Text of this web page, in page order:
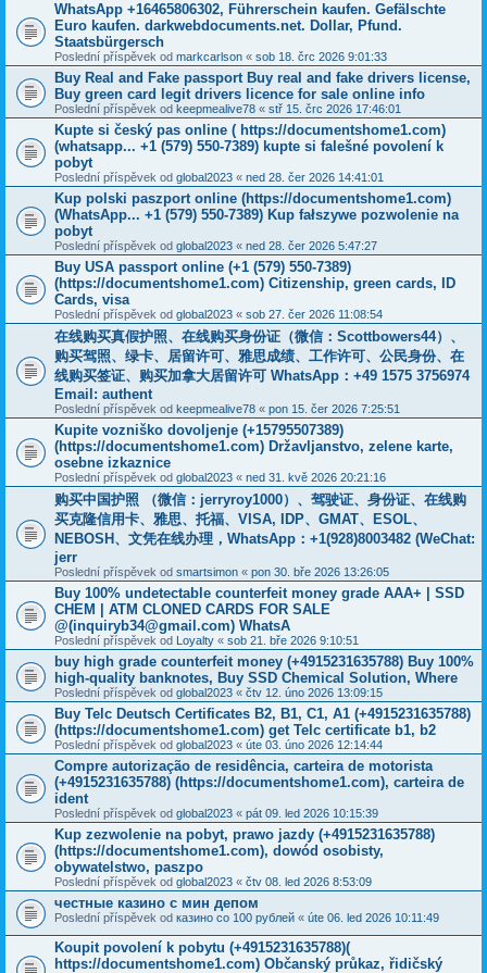
WhatsApp +16465806302, Führerschein kaufen. Gefälschte
Euro kaufen. darkwebdocuments.net. Dollar, Pfund.
Staatsbürgersch
Poslední příspěvek od markcarlson « sob 18. črc 2026 9:01:33
Buy Real and Fake passport Buy real and fake drivers license,
Buy green card legit drivers licence for sale online info
Poslední příspěvek od keepmealive78 « stř 15. črc 2026 17:46:01
Kupte si český pas online ( https://documentshome1.com)
(whatsapp... +1 (579) 550-7389) kupte si falešné povolení k
pobyt
Poslední příspěvek od global2023 « ned 28. čer 2026 14:41:01
Kup polski paszport online (https://documentshome1.com)
(WhatsApp... +1 (579) 550-7389) Kup fałszywe pozwolenie na
pobyt
Poslední příspěvek od global2023 « ned 28. čer 2026 5:47:27
Buy USA passport online (+1 (579) 550-7389)
(https://documentshome1.com) Citizenship, green cards, ID
Cards, visa
Poslední příspěvek od global2023 « sob 27. čer 2026 11:08:54
在线购买真假护照、在线购买身份证（微信：Scottbowers44）、
购买驾照、绿卡、居留许可、雅思成绩、工作许可、公民身份、在
线购买签证、购买加拿大居留许可 WhatsApp：+49 1575 3756974
Email: authent
Poslední příspěvek od keepmealive78 « pon 15. čer 2026 7:25:51
Kupite vozniško dovoljenje (+15795507389)
(https://documentshome1.com) Državljanstvo, zelene karte,
osebne izkaznice
Poslední příspěvek od global2023 « ned 31. kvě 2026 20:21:16
购买中国护照 （微信：jerryroy1000）、驾驶证、身份证、在线购
买克隆信用卡、雅思、托福、VISA, IDP、GMAT、ESOL、
NEBOSH、文凭在线办理，WhatsApp：+1(928)8003482 (WeChat:
jerr
Poslední příspěvek od smartsimon « pon 30. bře 2026 13:26:05
Buy 100% undetectable counterfeit money grade AAA+ | SSD
CHEM | ATM CLONED CARDS FOR SALE
@(inquiryb34@gmail.com) WhatsA
Poslední příspěvek od Loyalty « sob 21. bře 2026 9:10:51
buy high grade counterfeit money ‪(+4915231635788‬) Buy 100%
high-quality banknotes, Buy SSD Chemical Solution, Where
Poslední příspěvek od global2023 « čtv 12. úno 2026 13:09:15
Buy Telc Deutsch Certificates B2, B1, C1, A1 (+4915231635788)
(https://documentshome1.com) get Telc certificate b1, b2
Poslední příspěvek od global2023 « úte 03. úno 2026 12:14:44
Compre autorização de residência, carteira de motorista
(+4915231635788) (https://documentshome1.com), carteira de
ident
Poslední příspěvek od global2023 « pát 09. led 2026 10:15:39
Kup zezwolenie na pobyt, prawo jazdy (+4915231635788)
(https://documentshome1.com), dowód osobisty,
obywatelstwo, paszpo
Poslední příspěvek od global2023 « čtv 08. led 2026 8:53:09
честные казино с мин депом
Poslední příspěvek od казино со 100 рублей « úte 06. led 2026 10:11:49
Koupit povolení k pobytu (+4915231635788)(
https://documentshome1.com) Občanský průkaz, řidičský